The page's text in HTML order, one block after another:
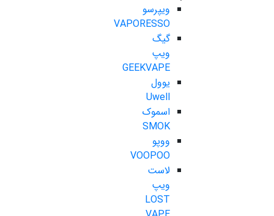
ویپرسو
VAPORESSO
گیگ
ویپ
GEEKVAPE
یوول
Uwell
اسموک
SMOK
ووپو
VOOPOO
لاست
ویپ
LOST